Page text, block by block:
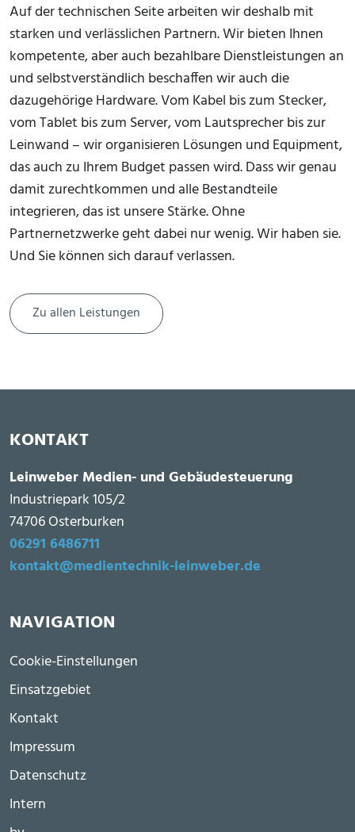
Auf der technischen Seite arbeiten wir deshalb mit
starken und verlässlichen Partnern. Wir bieten Ihnen
kompetente, aber auch bezahlbare Dienstleistungen an
und selbstverständlich beschaffen wir auch die
dazugehörige Hardware. Vom Kabel bis zum Stecker,
vom Tablet bis zum Server, vom Lautsprecher bis zur
Leinwand – wir organisieren Lösungen und Equipment,
das auch zu Ihrem Budget passen wird. Dass wir genau
damit zurechtkommen und alle Bestandteile
integrieren, das ist unsere Stärke. Ohne
Partnernetzwerke geht dabei nur wenig. Wir haben sie.
Und Sie können sich darauf verlassen.
Zu allen Leistungen
KONTAKT
Leinweber Medien- und Gebäudesteuerung
Industriepark 105/2
74706 Osterburken
06291 6486711
kontakt@medientechnik-leinweber.de
NAVIGATION
Fußzeile
Cookie-Einstellungen
Einsatzgebiet
Kontakt
Impressum
Datenschutz
Intern